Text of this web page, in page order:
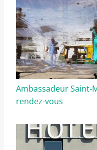
Ambassadeur Saint-
rendez-vous